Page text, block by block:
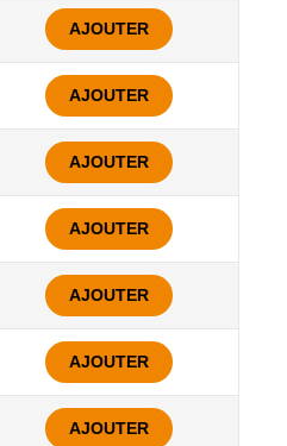
AJOUTER
AJOUTER
AJOUTER
AJOUTER
AJOUTER
AJOUTER
AJOUTER